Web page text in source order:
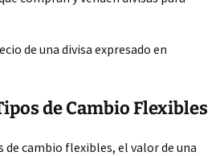
de una divisa expresado en
de Cambio Flexibles
de cambio flexibles, el valor de una